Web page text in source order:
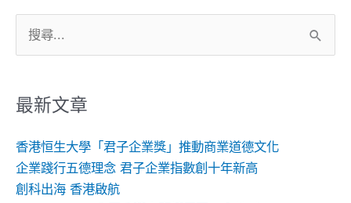
尋
鍵
最新文章
香港恒生大學「君子企業獎」推動商業道德文化
企業踐行五德理念 君子企業指數創十年新高
創科出海 香港啟航